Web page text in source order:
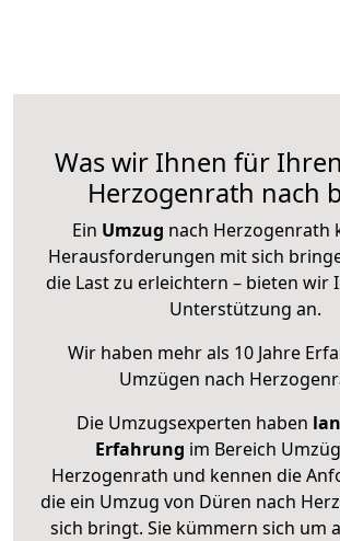
Was wir Ihnen für
Herzogenrath nach
Ein Umzug nach Herzogenrath
Herausforderungen mit sich
die Last zu erleichtern – bieten wir
Unterstützung an.
Wir haben mehr als 10 Jahre
Umzügen nach
Die Umzugsexperten haben
Erfahrung im Bereich
Herzogenrath und kennen die
die ein Umzug von Düren nach
sich bringt. Sie kümmern sich um